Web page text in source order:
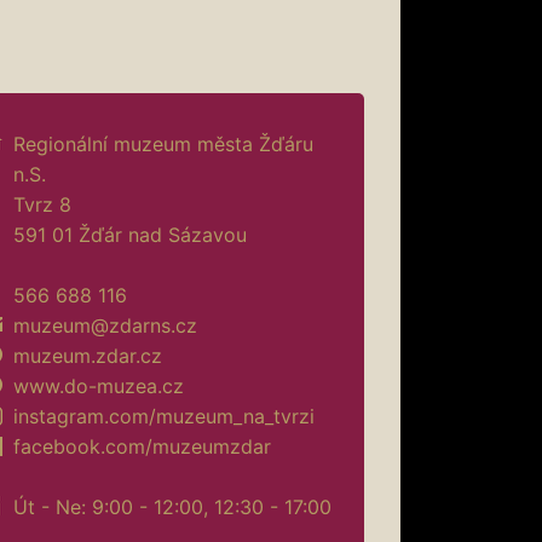
Regionální muzeum města Žďáru
n.S.
Tvrz 8
591 01 Žďár nad Sázavou
566 688 116
muzeum@zdarns.cz
muzeum.zdar.cz
www.do-muzea.cz
instagram.com/muzeum_na_tvrzi
facebook.com/muzeumzdar
Út - Ne: 9:00 - 12:00, 12:30 - 17:00